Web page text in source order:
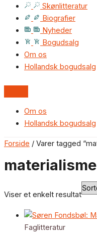
Skønlitteratur
Biografier
Nyheder
Bogudsalg
Om os
Hollandsk bogudsalg
Om os
Hollandsk bogudsalg
Forside / Varer tagged
materialisme
Viser et enkelt resultat
Faglitteratur